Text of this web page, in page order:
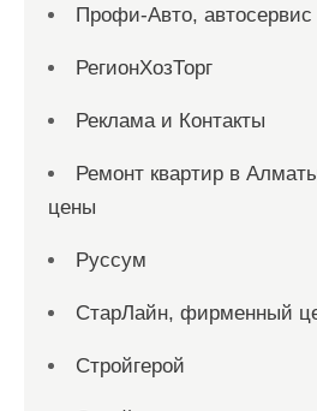
Профи-Авто, автосервис
РегионХозТорг
Реклама и Контакты
Ремонт квартир в
цены
Руссум
СтарЛайн, фирменный
Стройгерой